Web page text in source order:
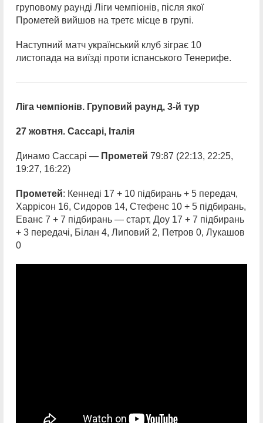
груповому раунді Ліги чемпіонів, після якої
Прометей вийшов на третє місце в групі.
Наступний матч український клуб зіграє 10
листопада на виїзді проти іспанського Тенерифе.
Ліга чемпіонів. Груповий раунд, 3-й тур
27 жовтня. Сассарі, Італія
Динамо Сассарі — Прометей 79:87 (22:13, 22:25,
19:27, 16:22)
Прометей: Кеннеді 17 + 10 підбирань + 5 передач,
Харрісон 16, Сидоров 14, Стефенс 10 + 5 підбирань,
Еванс 7 + 7 підбирань — старт, Доу 17 + 7 підбирань
+ 3 передачі, Білан 4, Липовий 2, Петров 0, Лукашов
0